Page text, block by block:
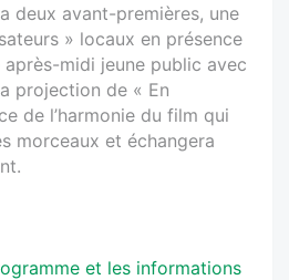
deux avant-premières, une
» locaux en présence
après-midi jeune public avec
projection de « En
de l’harmonie du film qui
morceaux et échangera
et les informations